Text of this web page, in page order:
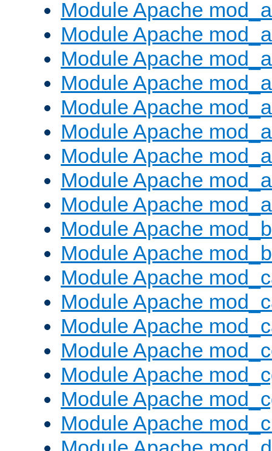
Module Apache
Module Apache
Module Apache
Module Apache
Module Apache
Module Apache
Module Apache
Module Apache
Module Apache
Module Apache
Module Apache
Module Apache
Module Apache
Module Apache
Module Apache
Module Apache
Module Apache
Module Apache